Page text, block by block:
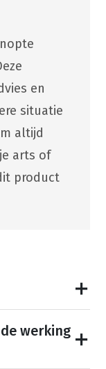
en
situatie
altijd
arts of
product
werking